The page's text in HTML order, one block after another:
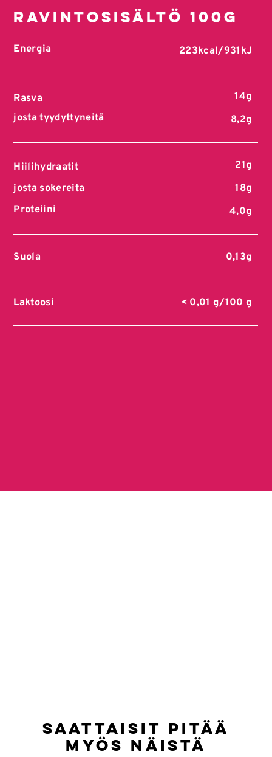
Ravintosisältö 100g
Energia 223kcal/931kJ
Rasva
14g
josta tyydyttyneitä
8,2g
Hiilihydraatit
21g
josta sokereita
18g
Proteiini
4,0g
Suola 0,13g
Laktoosi < 0,01 g/100 g
Saattaisit pitää
myös näistä